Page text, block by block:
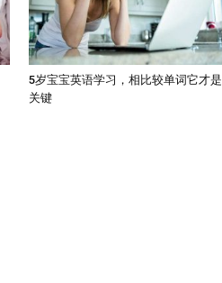
5岁宝宝英语学习，相比较单词它才是
关键